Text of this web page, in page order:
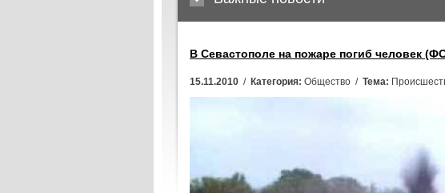
В Севастополе на пожаре погиб человек
15.11.2010 / Категория: Общество / Тема: